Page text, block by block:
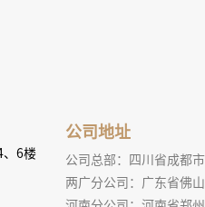
、6楼
公司地址
公司总部：四川省成都
两广分公司：广东省佛